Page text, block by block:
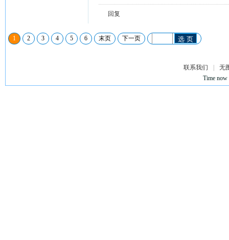
回复
1 2 3 4 5 6 末页 下一页 选 页
联系我们
无
Time now